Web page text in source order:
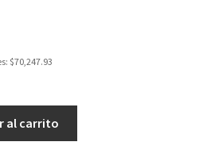
$70,247.93
al carrito